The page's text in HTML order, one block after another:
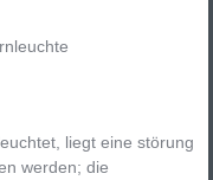
liegt eine störung
werden; die